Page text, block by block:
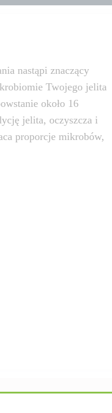
nastąpi znaczący
Twojego jelita
około 16
jelita, oczyszcza i
proporcje mikrobów,